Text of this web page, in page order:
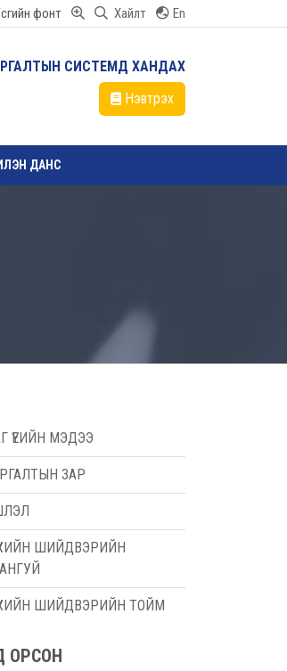
фонт Хайлт En
СИСТЕМД ХАНДАХ
Нэвтрэх
ДАНС
ҮЕИЙН МЭДЭЭ
ЗАР
ШИЙДВЭРИЙН
ШИЙДВЭРИЙН ТОЙМ
ОРСОН